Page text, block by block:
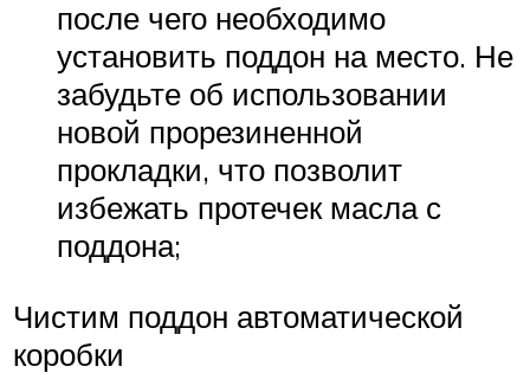
после чего необходимо
установить поддон на место. Не
забудьте об использовании
новой прорезиненной
прокладки, что позволит
избежать протечек масла с
поддона;
Чистим поддон автоматической
коробки